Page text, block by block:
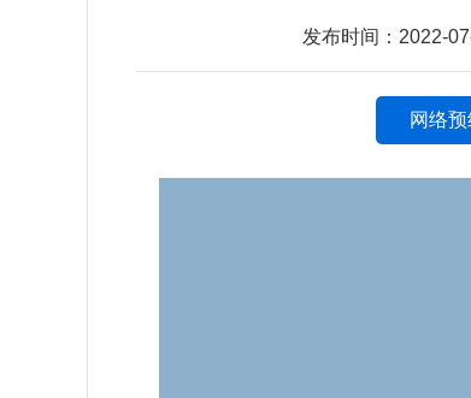
发布时间：2022-
网络预